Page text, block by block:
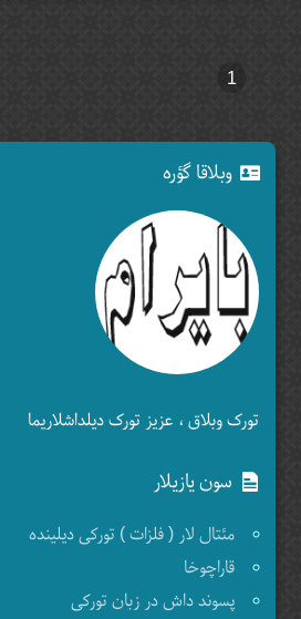
1
وبلاقا گؤره
تورک وبلاق ، عزیز تورک دیلداشلاریما
سون یازیلار
مئتال لار ( فلزات ) تورکی دیلینده
قاراچوخا
پسوند داش در زبان تورکی